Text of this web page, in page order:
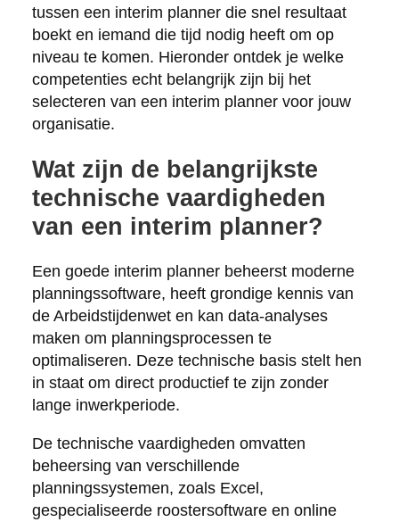
tussen een interim planner die snel resultaat
boekt en iemand die tijd nodig heeft om op
niveau te komen. Hieronder ontdek je welke
competenties echt belangrijk zijn bij het
selecteren van een interim planner voor jouw
organisatie.
Wat zijn de belangrijkste
technische vaardigheden
van een interim planner?
Een goede interim planner beheerst moderne
planningssoftware, heeft grondige kennis van
de Arbeidstijdenwet en kan data-analyses
maken om planningsprocessen te
optimaliseren. Deze technische basis stelt hen
in staat om direct productief te zijn zonder
lange inwerkperiode.
De technische vaardigheden omvatten
beheersing van verschillende
planningssystemen, zoals Excel,
gespecialiseerde roostersoftware en online